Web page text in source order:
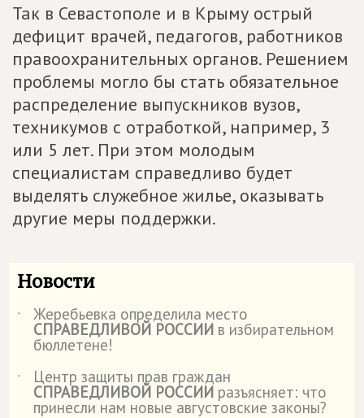
Так в Севастополе и в Крыму острый
дефицит врачей, педагогов, работников
правоохранительных органов. Решением
проблемы могло бы стать обязательное
распределение выпускников вузов,
техникумов с отработкой, например, 3
или 5 лет. При этом молодым
специалистам справедливо будет
выделять служебное жилье, оказывать
другие меры поддержки.
Новости
˙ Жеребьевка определила место
СПРАВЕДЛИВОЙ РОССИИ в избирательном
бюллетене!
˙
Центр защиты прав граждан
СПРАВЕДЛИВОЙ РОССИИ разъясняет: что
принесли нам новые августовские законы?